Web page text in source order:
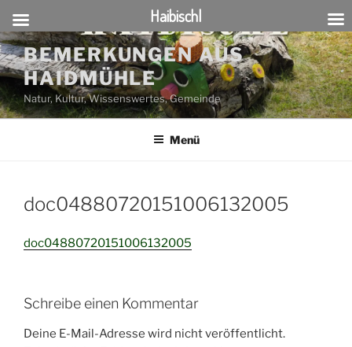
Zum
Inhalt
springen
BEMERKUNGEN AUS
HAIDMÜHLE
Natur, Kultur, Wissenswertes, Gemeinde
Menü
doc04880720151006132005
doc04880720151006132005
Schreibe einen Kommentar
Deine E-Mail-Adresse wird nicht veröffentlicht.
Haibischl